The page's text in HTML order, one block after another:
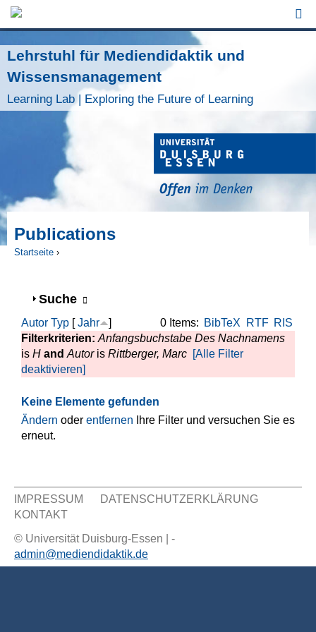
Jump to Navigation
Lehrstuhl für Mediendidaktik und
Wissensmanagement
Learning Lab | Exploring the Future of Learning
Publications
Startseite ›
Anzeigen
Suche
0 Items: BibTeX RTF RIS
Autor Typ [Jahr
]
Filterkriterien: Anfangsbuchstabe Des Nachnamens
is H and Autoris Rittberger, Marc [Alle Filter
deaktivieren]
Keine Elemente gefunden
Ändern oder entfernen Ihre Filter und versuchen Sie es
erneut.
Sekundär Menü
IMPRESSUM
DATENSCHUTZERKLÄRUNG
KONTAKT
© Universität Duisburg-Essen | -
admin@mediendidaktik.de